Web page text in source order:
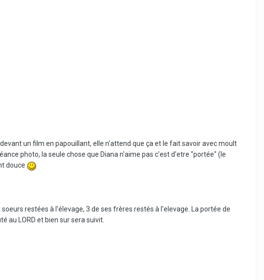
un film en papouillant, elle n'attend que ça et le fait savoir avec moult
photo, la seule chose que Diana n'aime pas c'est d'etre "portée" (le
douce
restées à l'élevage, 3 de ses frères restés à l'elevage. La portée de
au LORD et bien sur sera suivit.